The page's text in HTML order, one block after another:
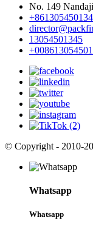
No. 149
13054501345
© Copyright - 2010-
Whatsapp
Whatsapp